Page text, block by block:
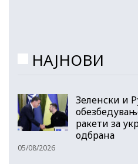
НАЈНОВИ
Зеленски и
ракети за
одбрана
05/08/2026